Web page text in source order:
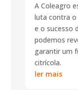
A Coleagro
luta contra o
e o sucesso
podemos
garantir um
citrícola.
ler mais